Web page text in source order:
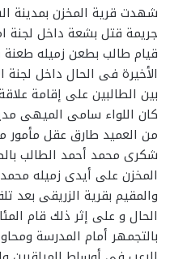
شهدت قرية المخزن بمدينة
جريمة قتل بشعة داخل لجنة
قيام طالب بطعن زميله طعنة
الأخيرة فى الحال داخل لجنة
بين الطالبين على إقامة
كان اللواء سامى الميهى
من العميد طارق عقل مأمور
شكرى محمد أحمد الطالب
المخزن على أيدى زميله
والمقيم بقرية الزريقى بعد
الحال و على إثر ذلك قام
بالتجمهر أمام المدرسة